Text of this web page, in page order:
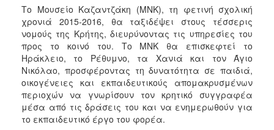
2017
2016
2015
2012
2011
Το Μουσείο Καζαντζάκη (ΜΝΚ), τη φετινή σχολική
χρονιά 2015-2016, θα ταξιδέψει στους τέσσερις
νομούς της Κρήτης, διευρύνοντας τις υπηρεσίες του
προς το κοινό του. Το ΜΝΚ θα επισκεφτεί το
Ηράκλειο, το Ρέθυμνο, τα Χανιά και τον Άγιο
Νικόλαο, προσφέροντας τη δυνατότητα σε παιδιά,
οικογένειες και εκπαιδευτικούς απομακρυσμένων
περιοχών να γνωρίσουν τον κρητικό συγγραφέα
μέσα από τις δράσεις του και να ενημερωθούν για
το εκπαιδευτικό έργο του φορέα.